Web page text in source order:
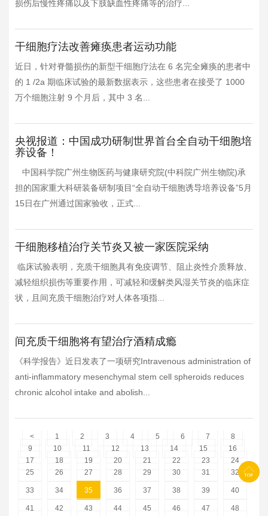
损伤后慢性疼痛以及下肢缺血性疼痛等的治疗...
干细胞疗法改善瘫痪患者运动功能
近日，针对脊髓损伤的新型干细胞疗法在 6 名完全瘫痪的患者中
的 1 /2a 期临床试验的最新数据表示，这些患者在接受了 1000
万个细胞注射 9 个月后，其中 3 名...
央视报道：中国成功研制世界首台全自动干细胞培
养设备！
中国科学院广州生物医药与健康研究院(中科院广州生物院)承
担的国家重大科研装备研制项目“全自动干细胞诱导培养设备”5月
15日在广州通过国家验收，正式...
干细胞移植治疗关节炎又被一家医院采纳
临床试验表明，充质干细胞具有免疫调节、阻止炎性介质释放、
减轻组织损伤等重要作用，可减轻和缓解类风湿关节炎的临床症
状，且间充质干细胞治疗对人体各项指...
间充质干细胞将有望治疗酒精成瘾
《科学报告》近日发表了一项研究Intravenous administration of
anti-inflammatory mesenchymal stem cell spheroids reduces
chronic alcohol intake and abolish...
< 1 2 3 4 5 6 7
8
9
10 11 12 13 14 15
16
17
18 19 20 21 22 23
24
25
26 27 28 29 30 31 32
33 34 35 36 37 38 39 40
41 42 43 44 45 46 47 48